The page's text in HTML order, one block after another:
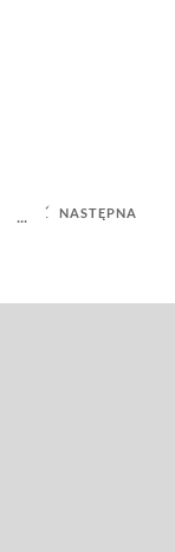
10NASTĘPNA